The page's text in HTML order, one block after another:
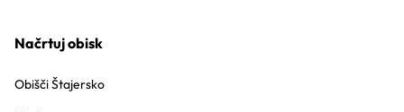
Načrtuj obisk
Obišči Štajersko